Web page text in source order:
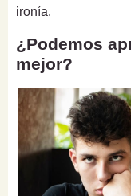
ironía.
¿Podemos
mejor?